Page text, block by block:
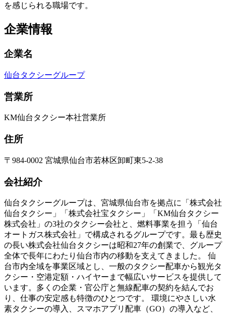
を感じられる職場です。
企業情報
企業名
仙台タクシーグループ
営業所
KM仙台タクシー本社営業所
住所
〒984-0002 宮城県仙台市若林区卸町東5-2-38
会社紹介
仙台タクシーグループは、宮城県仙台市を拠点に「株式会社
仙台タクシー」「株式会社宝タクシー」「KM仙台タクシー
株式会社」の3社のタクシー会社と、燃料事業を担う「仙台
オートガス株式会社」で構成されるグループです。最も歴史
の長い株式会社仙台タクシーは昭和27年の創業で、グループ
全体で長年にわたり仙台市内の移動を支えてきました。 仙
台市内全域を事業区域とし、一般のタクシー配車から観光タ
クシー・空港定額・ハイヤーまで幅広いサービスを提供して
います。多くの企業・官公庁と無線配車の契約を結んでお
り、仕事の安定感も特徴のひとつです。 環境にやさしい水
素タクシーの導入、スマホアプリ配車（GO）の導入など、